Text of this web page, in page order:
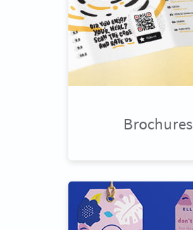
Brochures